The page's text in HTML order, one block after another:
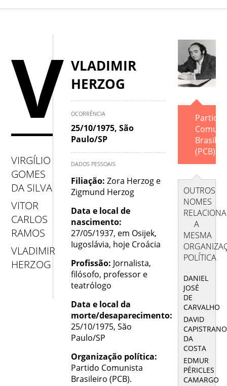
P
Q .R.S.
.X.Y
V
VIRGÍLIO
GOMES
DA SILVA
VITOR
CARLOS
RAMOS
VLADIMIR
HERZOG
VLADIMIR
HERZOG
OCORRÊNCIA
25/10/1975, São
Paulo/SP
DADOS PESSOAIS
Filiação:Zora Herzog e
Zigmund Herzog
Data e local de
nascimento:
27/05/1937, em Osijek,
Iugoslávia, hoje Croácia
Profissão: Jornalista,
filósofo, professor e
teatrólogo
Data e local da
morte/desaparecimento:
25/10/1975, São
Paulo/SP
Organização política:
Partido Comunista
Brasileiro (PCB).
Partido
(PCB).
OUTROS
NOMES
A
MESMA
POLÍTICA
DANIEL
JOSÉ
DE
CARVALHO
DAVID
CAPISTRANO
DA
COSTA
EDMUR
PÉRICLES
CAMARGO